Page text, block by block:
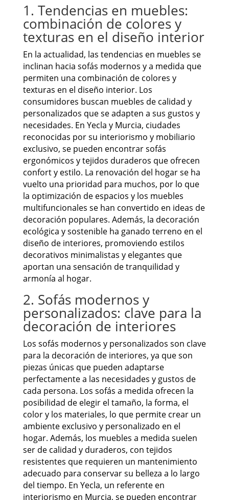
1. Tendencias en muebles:
combinación de colores y
texturas en el diseño interior
En la actualidad, las tendencias en muebles se
inclinan hacia sofás modernos y a medida que
permiten una combinación de colores y
texturas en el diseño interior. Los
consumidores buscan muebles de calidad y
personalizados que se adapten a sus gustos y
necesidades. En Yecla y Murcia, ciudades
reconocidas por su interiorismo y mobiliario
exclusivo, se pueden encontrar sofás
ergonómicos y tejidos duraderos que ofrecen
confort y estilo. La renovación del hogar se ha
vuelto una prioridad para muchos, por lo que
la optimización de espacios y los muebles
multifuncionales se han convertido en ideas de
decoración populares. Además, la decoración
ecológica y sostenible ha ganado terreno en el
diseño de interiores, promoviendo estilos
decorativos minimalistas y elegantes que
aportan una sensación de tranquilidad y
armonía al hogar.
2. Sofás modernos y
personalizados: clave para la
decoración de interiores
Los sofás modernos y personalizados son clave
para la decoración de interiores, ya que son
piezas únicas que pueden adaptarse
perfectamente a las necesidades y gustos de
cada persona. Los sofás a medida ofrecen la
posibilidad de elegir el tamaño, la forma, el
color y los materiales, lo que permite crear un
ambiente exclusivo y personalizado en el
hogar. Además, los muebles a medida suelen
ser de calidad y duraderos, con tejidos
resistentes que requieren un mantenimiento
adecuado para conservar su belleza a lo largo
del tiempo. En Yecla, un referente en
interiorismo en Murcia, se pueden encontrar